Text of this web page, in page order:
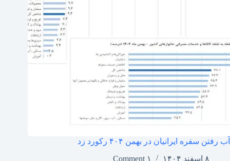
آب رفتن سفره ایرانیان در بهمن ۴۰۴ رکورد زد
۸ اسفند ۱۴۰۴
۱ Comment